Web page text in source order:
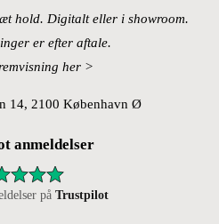
hold. Digitalt eller i showroom.
er efter aftale.
her >
14, 2100 København Ø
anmeldelser
på Trustpilot